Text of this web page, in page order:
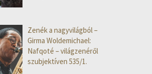
Zenék a nagyvilágból –
Girma Woldemichael:
Nafqoté – világzenéről
szubjektíven 535/1.